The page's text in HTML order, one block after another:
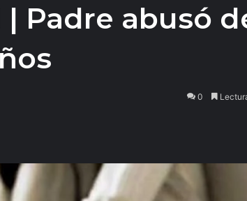
Padre abusó
0